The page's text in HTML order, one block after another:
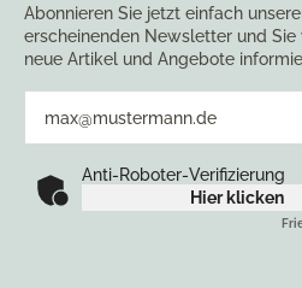
Abonnieren Sie jetzt einfach
erscheinenden Newsletter und
neue Artikel und Angebote
Anti-Roboter-Verifizierung
Hier klicken